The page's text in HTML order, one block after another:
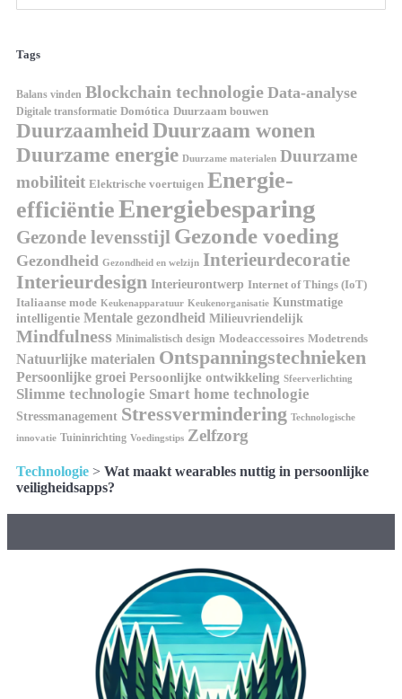
Tags
Balans vinden Blockchain technologie Data-analyse
Digitale transformatie Domótica Duurzaam bouwen
Duurzaamheid Duurzaam wonen
Duurzame energie Duurzame materialen Duurzame
mobiliteit Elektrische voertuigen Energie-
efficiëntieEnergiebesparing
Gezonde levensstijl Gezonde voeding
Gezondheid Gezondheid en welzijn Interieurdecoratie
Interieurdesign Interieurontwerp Internet of Things (IoT)
Italiaanse mode Keukenapparatuur Keukenorganisatie Kunstmatige
intelligentie Mentale gezondheid Milieuvriendelijk
Mindfulness Minimalistisch design Modeaccessoires Modetrends
Natuurlijke materialen Ontspanningstechnieken
Persoonlijke groei Persoonlijke ontwikkeling Sfeerverlichting
Slimme technologie Smart home technologie
Stressmanagement Stressvermindering Technologische
innovatie Tuininrichting Voedingstips Zelfzorg
Technologie > Wat maakt wearables nuttig in persoonlijke
veiligheidsapps?